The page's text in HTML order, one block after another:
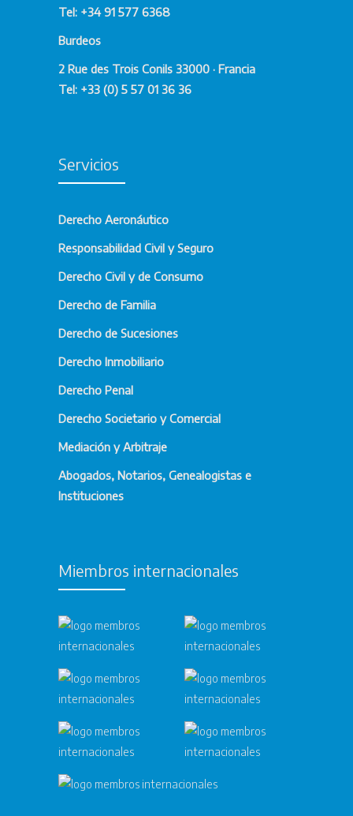
Tel: +34 91 577 6368
Burdeos
2 Rue des Trois Conils 33000 · Francia
Tel: +33 (0) 5 57 01 36 36
Servicios
Derecho Aeronáutico
Responsabilidad Civil y Seguro
Derecho Civil y de Consumo
Derecho de Familia
Derecho de Sucesiones
Derecho Inmobiliario
Derecho Penal
Derecho Societario y Comercial
Mediación y Arbitraje
Abogados, Notarios, Genealogistas e
Instituciones
Miembros internacionales